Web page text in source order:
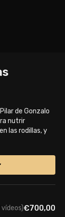
de Gonzalo
nutrir
las rodillas, y
🙏
€700,00